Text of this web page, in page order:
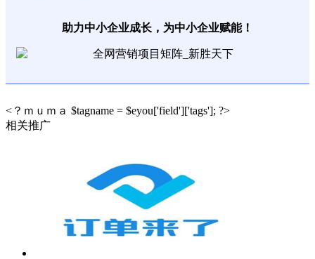
助力中小企业成长，为中小企业赋能！
<？ｍｕｍａ $tagname = $eyou['field']['tags']; ?>
相关推广